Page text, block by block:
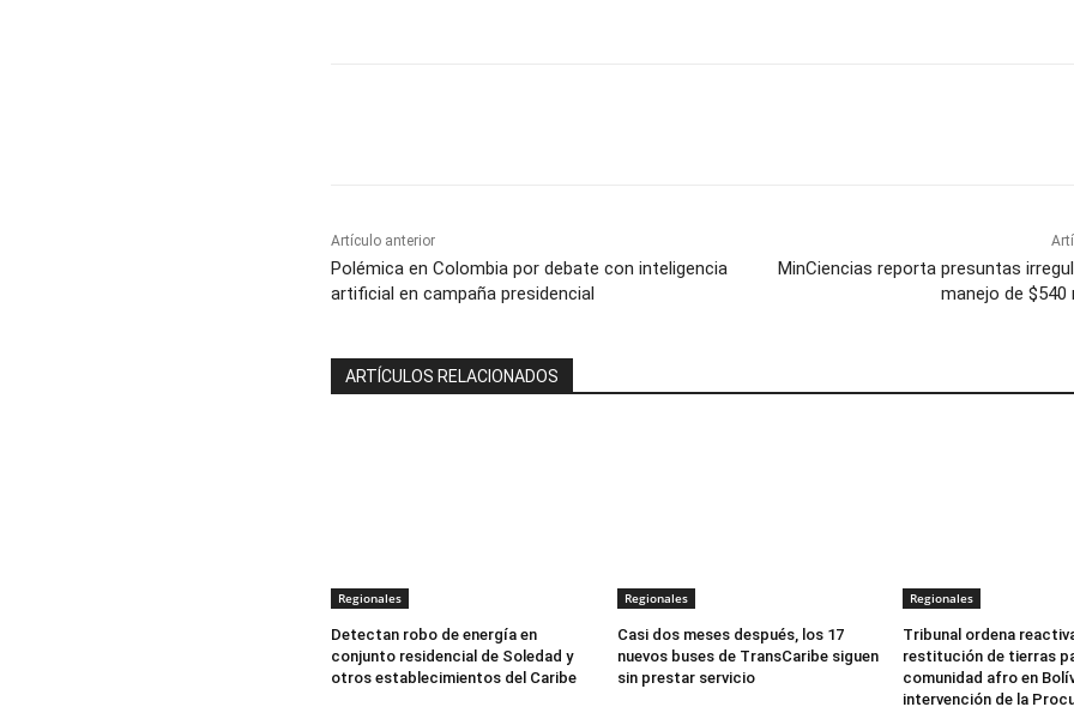
Artículo anterior
Polémica en Colombia por debate con inteligencia
artificial en campaña presidencial
MinCiencias reporta presuntas
manejo de $540
ARTÍCULOS RELACIONADOS
Regionales
Detectan robo de energía en
conjunto residencial de Soledad y
otros establecimientos del Caribe
Regionales
Casi dos meses después, los 17
nuevos buses de TransCaribe siguen
sin prestar servicio
Regionales
Tribunal ordena
restitución de tierras
comunidad afro en
intervención de la